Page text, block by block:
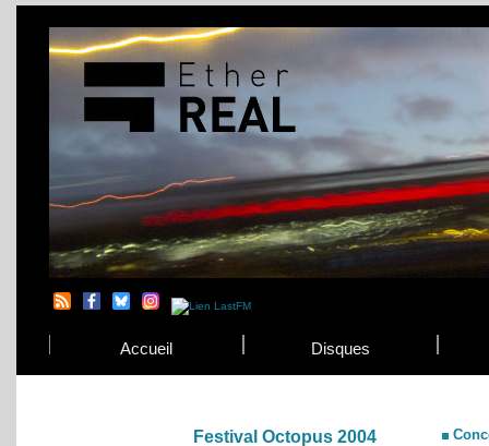
Accueil Disques
Festival Octopus 2004